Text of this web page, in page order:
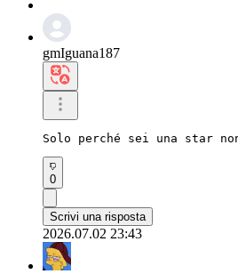
gmIguana187
Solo perché sei una star
0
Scrivi una risposta
2026.07.02 23:43